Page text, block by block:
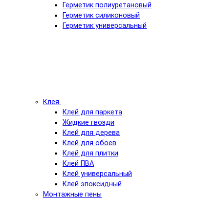
Герметик полиуретановый
Герметик силиконовый
Герметик универсальный
Клея
Клей для паркета
Жидкие гвозди
Клей для дерева
Клей для обоев
Клей для плитки
Клей ПВА
Клей универсальный
Клей эпоксидный
Монтажные пены